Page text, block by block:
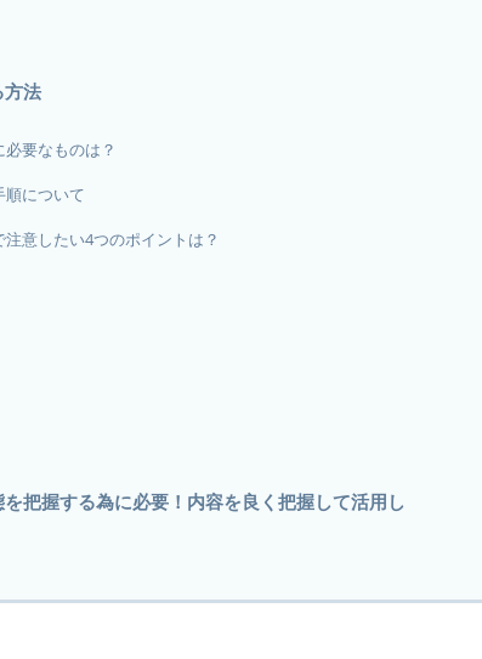
方法
要なものは？
順について
意したい4つのポイントは？
把握する為に必要！内容を良く把握して活用し